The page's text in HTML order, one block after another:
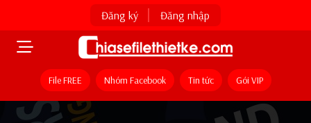
Đăng ký Đăng nhập
File FREE Nhóm Facebook Tin tức Gói VIP